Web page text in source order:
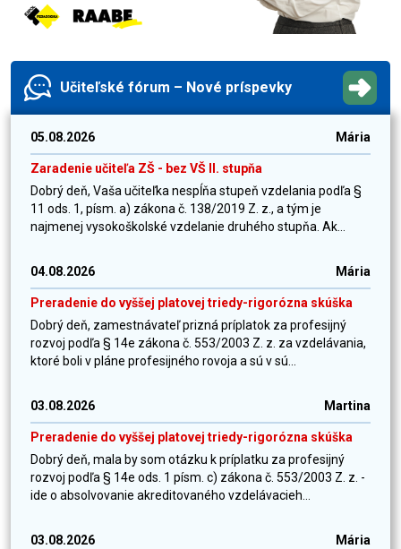
Učiteľské fórum – Nové príspevky
05.08.2026 Mária
Zaradenie učiteľa ZŠ - bez VŠ II. stupňa
Dobrý deň, Vaša učiteľka nespĺňa stupeň vzdelania podľa §
11 ods. 1, písm. a) zákona č. 138/2019 Z. z., a tým je
najmenej vysokoškolské vzdelanie druhého stupňa. Ak...
04.08.2026 Mária
Preradenie do vyššej platovej triedy-rigorózna skúška
Dobrý deň, zamestnávateľ prizná príplatok za profesijný
rozvoj podľa § 14e zákona č. 553/2003 Z. z. za vzdelávania,
ktoré boli v pláne profesijného rovoja a sú v sú...
03.08.2026 Martina
Preradenie do vyššej platovej triedy-rigorózna skúška
Dobrý deň, mala by som otázku k príplatku za profesijný
rozvoj podľa § 14e ods. 1 písm. c) zákona č. 553/2003 Z. z. -
ide o absolvovanie akreditovaného vzdelávacieh...
03.08.2026 Mária